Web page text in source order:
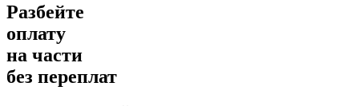
Разбейте
оплату
на части
без переплат